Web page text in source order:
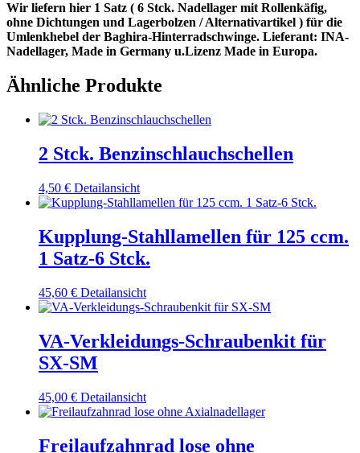
Wir liefern hier 1 Satz ( 6 Stck. Nadellager mit Rollenkäfig,
ohne Dichtungen und Lagerbolzen / Alternativartikel ) für die
Umlenkhebel der Baghira-Hinterradschwinge. Lieferant: INA-
Nadellager, Made in Germany u.Lizenz Made in Europa.
Ähnliche Produkte
2 Stck. Benzinschlauchschellen
4,50 € Detailansicht
Kupplung-Stahllamellen für 125 ccm.
1 Satz-6 Stck.
45,60 € Detailansicht
VA-Verkleidungs-Schraubenkit für
SX-SM
45,00 € Detailansicht
Freilaufzahnrad lose ohne